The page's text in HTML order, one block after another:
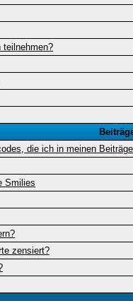
teilnehmen?
die ich in meinen
Smilies
zensiert?